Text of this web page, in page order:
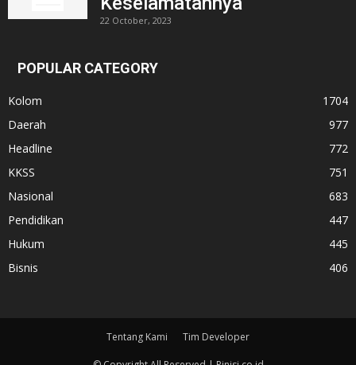
22 October, 2023
POPULAR CATEGORY
Kolom
1704
Daerah
977
Headline
772
KKSS
751
Nasional
683
Pendidikan
447
Hukum
445
Bisnis
406
Tentang Kami Tim Developer